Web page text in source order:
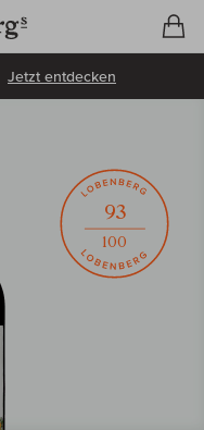
Jetzt entdecken
93
100